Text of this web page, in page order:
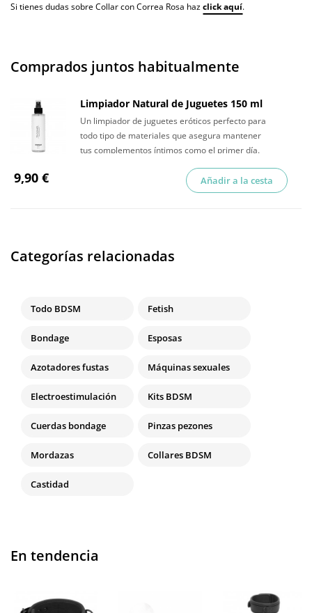
Si tienes dudas sobre Collar con Correa Rosa hazclick aquí.
Comprados juntos habitualmente
Limpiador Natural de Juguetes 150 ml
Un limpiador de juguetes eróticos perfecto para
todo tipo de materiales que asegura mantener
tus complementos íntimos como el primer día.
9,90 € Añadir a la cesta
Categorías relacionadas
Todo BDSM Fetish
Bondage Esposas
Azotadores fustas Máquinas sexuales
Electroestimulación Kits BDSM
Cuerdas bondage Pinzas pezones
Mordazas Collares BDSM
Castidad
En tendencia